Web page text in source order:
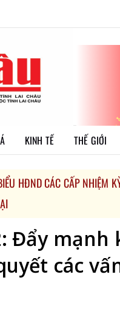
KINH TẾ THẾ GIỚI
HĐND CÁC CẤP NHIỆM
Đẩy mạnh
các